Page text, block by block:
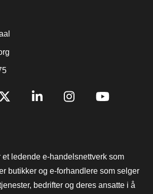
ledende e-handelsnettverk som
butikker og e-forhandlere som selger
bedrifter og deres ansatte i å